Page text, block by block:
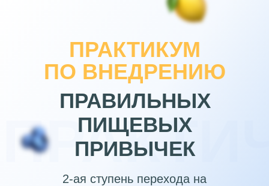
ПРАКТИКУМ
ПО ВНЕДРЕНИЮ
ПРАВИЛЬНЫХ
ПИЩЕВЫХ
ПРИВЫЧЕК
2-ая ступень перехода на